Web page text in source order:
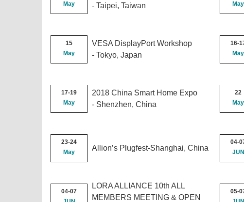
May
- Taipei, Taiwan
May
15
May
VESA DisplayPort Workshop
- Tokyo, Japan
16-
May
17-19
May
2018 China Smart Home Expo
- Shenzhen, China
22
May
23-24
May
Allion’s Plugfest-Shanghai, China
04-
JUN
04-07
LORA ALLIANCE 10th ALL
MEMBERS MEETING & OPEN
05-